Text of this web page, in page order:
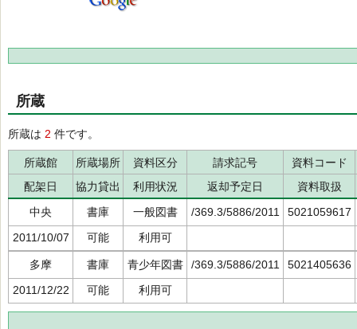
所蔵
所蔵は 2 件です。
所蔵館 所蔵場所 資料区分 請求記号
資料コード
配架日
協力貸出 利用状況 返却予定日
資料取扱
中央
書庫 一般図書 /369.3/5886/2011
5021059617
2011/10/07
可能 利用可
多摩 書庫 青少年図書 /369.3/5886/2011
5021405636
2011/12/22
可能 利用可